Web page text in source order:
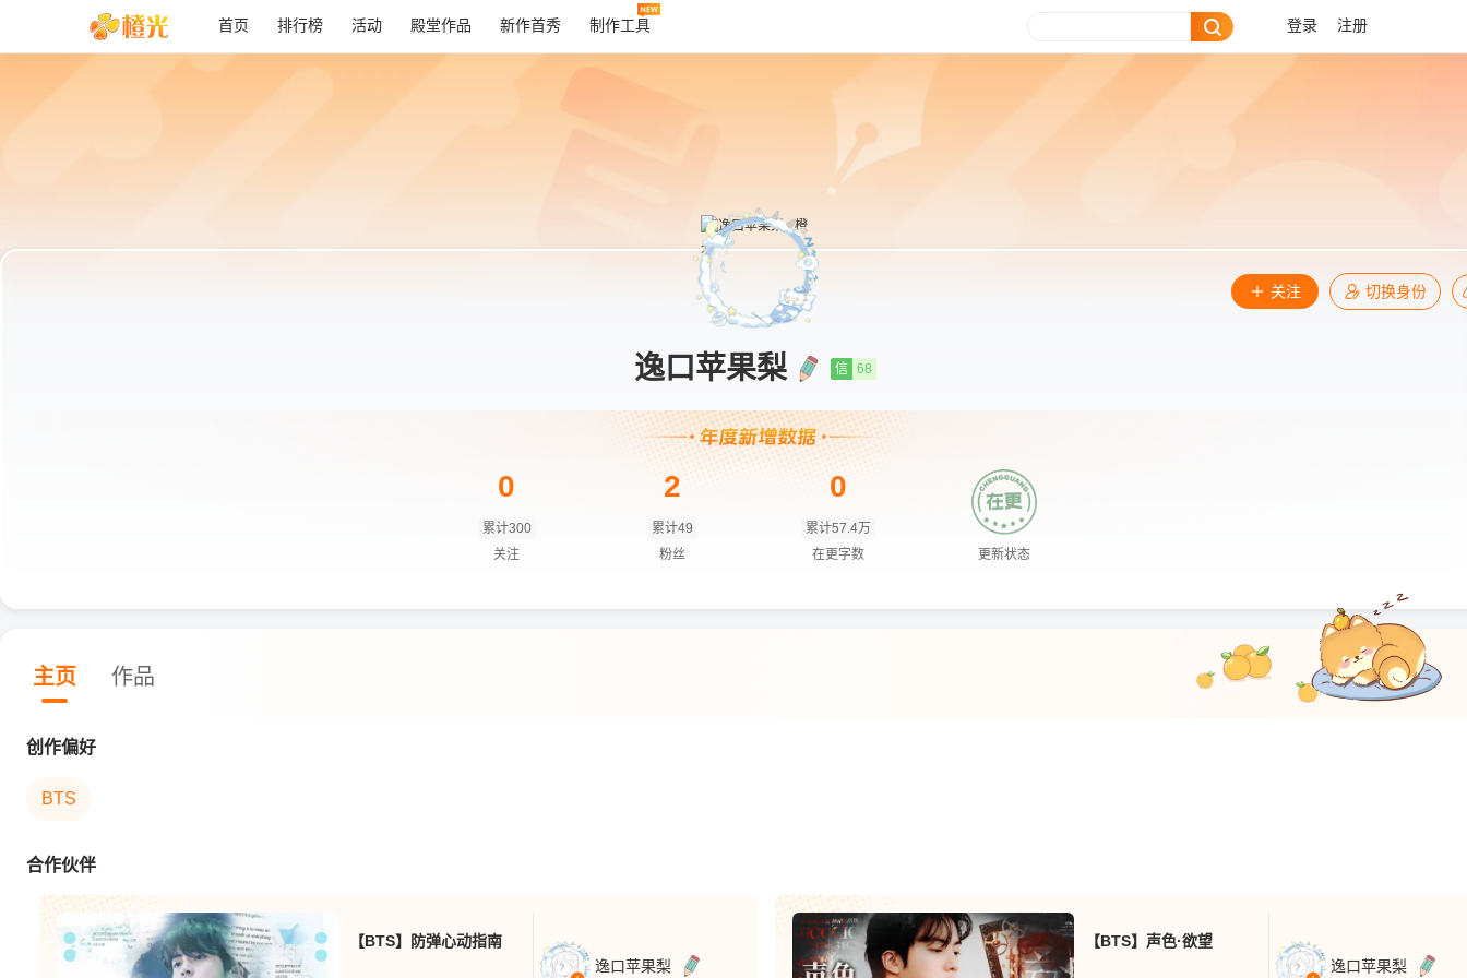
首页 排行榜 活动 殿堂作品 新作首秀 制作工具 登录 注册
关注 切换身份
逸口苹果梨 信 68
0
累计300
关注
2
累计49
粉丝
0
累计57.4万
在更字数
更新状态
主页 作品
创作偏好
BTS
合作伙伴
【BTS】防弹心动指南
逸口苹果梨
【BTS】声色·欲望
逸口苹果梨